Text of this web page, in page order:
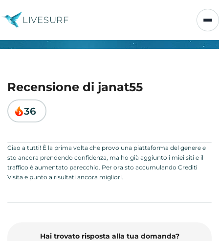
LIVESURF
Recensione di janat55
36
Ciao a tutti! È la prima volta che provo una piattaforma del genere e
sto ancora prendendo confidenza, ma ho già aggiunto i miei siti e il
traffico è aumentato parecchio. Per ora sto accumulando Crediti
Visita e punto a risultati ancora migliori.
Hai trovato risposta alla tua domanda?